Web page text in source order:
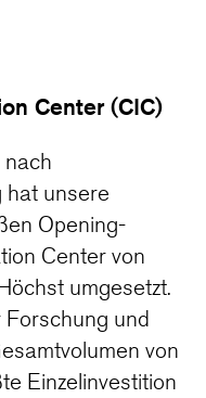
Center (CIC)
hat unsere
Opening-
Center von
umgesetzt.
und
von
Einzelinvestition